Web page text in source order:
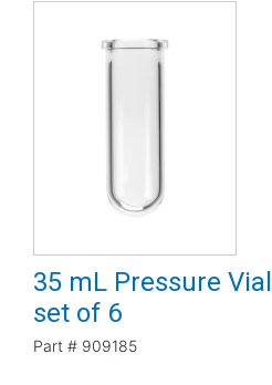
35 mL Pressure
set of 6
Part # 909185